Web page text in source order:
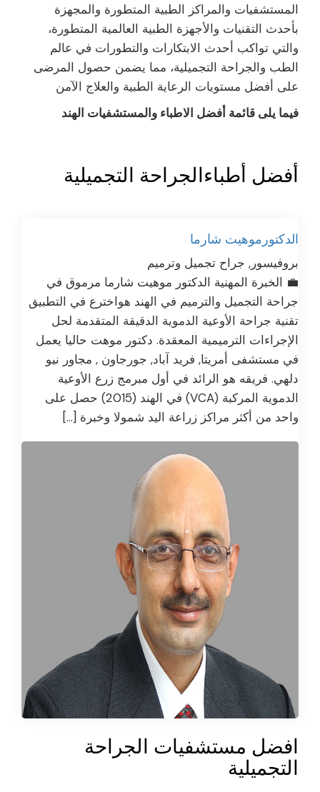
المستشفيات والمراكز الطبية المتطورة والمجهزة
بأحدث التقنيات والأجهزة الطبية العالمية المتطورة،
والتي تواكب أحدث الابتكارات والتطورات في عالم
الطب والجراحة التجميلية، مما يضمن حصول المرضى
على أفضل مستويات الرعاية الطبية والعلاج الآمن
فيما يلى قائمة أفضل الاطباء والمستشفيات الهند
أفضل أطباءالجراحة التجميلية
الدكتورموهيت شارما
بروفيسور, جراح تجميل وترميم
💼 الخبرة المهنية الدكتور موهيت شارما مرموق في
جراحة التجميل والترميم في الهند هواخترع في التطبيق
تقنية جراحة الأوعية الدموية الدقيقة المتقدمة لحل
الإجراءات الترميمية المعقدة. دكتور موهت حاليا يعمل
في مستشفى أمريتا, فريد آباد, جورجاون , مجاور نيو
دلهي. فريقه هو الرائد في أول مبرمج زرع الأوعية
الدموية المركبة (VCA) في الهند (2015) حصل على
واحد من أكثر مراكز زراعة اليد شمولا وخبرة […]
افضل مستشفيات الجراحة
التجميلية